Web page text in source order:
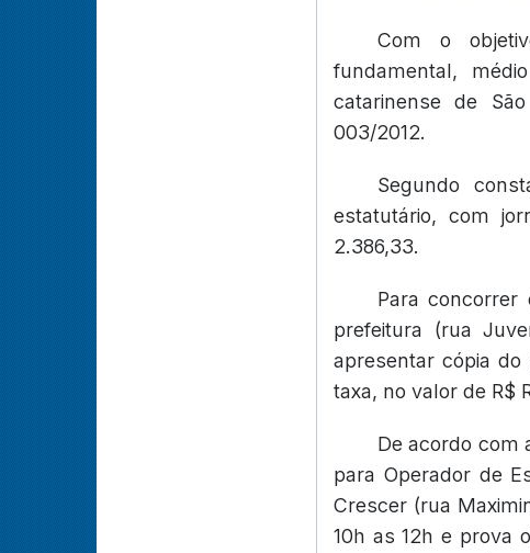
Com o
fundamental,
catarinense de
003/2012.
Segundo
estatutário, com
2.386,33.
Para
prefeitura (rua
apresentar cópia
taxa, no valor de R$
De acordo com
para Operador de
Crescer (rua
10h as 12h e prova